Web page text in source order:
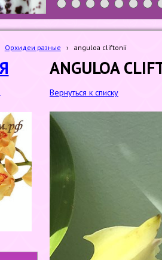
19 20 21 22 23 24 25
Орхидеи разные › anguloa cliftonii
ANGULOA
Вернуться к списку